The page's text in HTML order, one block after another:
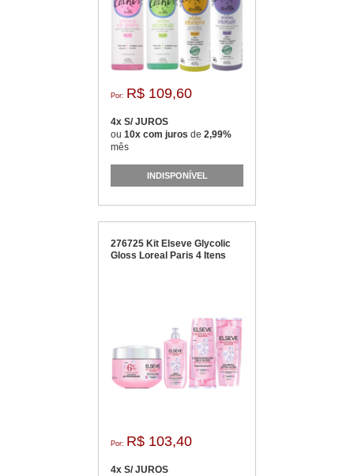
Por: R$ 109,60
4x S/ JUROS
ou 10x com juros de 2,99%
mês
INDISPONÍVEL
276725 Kit Elseve Glycolic
Gloss Loreal Paris 4 Itens
Por: R$ 103,40
4x S/ JUROS